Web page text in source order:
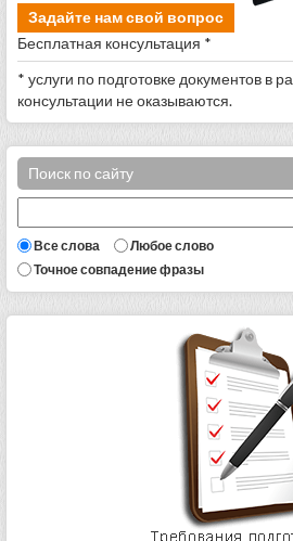
Задайте нам свой вопрос
Бесплатная консультация *
* услуги по подготовке документов в
консультации не оказываются.
Поиск по сайту
Все слова
Любое слово
Точное совпадение фразы